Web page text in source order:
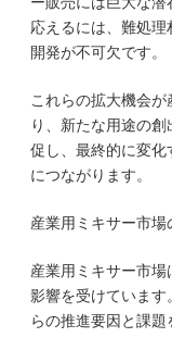
応えるには、難処
開発が不可欠です。
これらの拡大機会
り、新たな用途の
促し、最終的に変化
につながります。
産業用ミキサー市場
産業用ミキサー市
影響を受けていま
らの推進要因と課題